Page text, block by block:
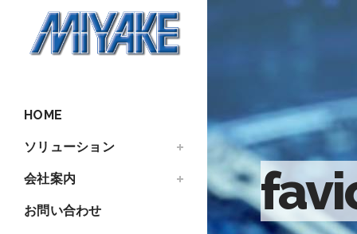
HOME
ソリューション
会社案内
お問い合わせ